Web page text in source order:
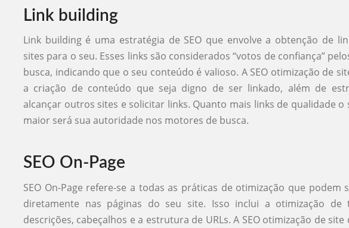
Link building
Link building é uma estratégia de SEO que envolve a obtenção de
sites para o seu. Esses links são considerados “votos de confiança”
busca, indicando que o seu conteúdo é valioso. A SEO otimização de
a criação de conteúdo que seja digno de ser linkado, além de
alcançar outros sites e solicitar links. Quanto mais links de qualidade o
maior será sua autoridade nos motores de busca.
SEO On-Page
SEO On-Page refere-se a todas as práticas de otimização que podem
diretamente nas páginas do seu site. Isso inclui a otimização de
descrições, cabeçalhos e a estrutura de URLs. A SEO otimização de